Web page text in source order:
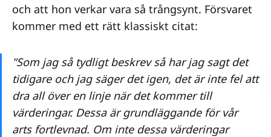
och att hon verkar vara så trångsynt. Försvaret
kommer med ett rätt klassiskt citat:
"Som jag så tydligt beskrev så har jag sagt det
tidigare och jag säger det igen, det är inte fel att
dra all över en linje när det kommer till
värderingar. Dessa är grundläggande för vår
arts fortlevnad. Om inte dessa värderingar